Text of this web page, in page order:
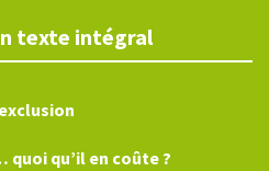
texte intégral
qu’il en coûte ?